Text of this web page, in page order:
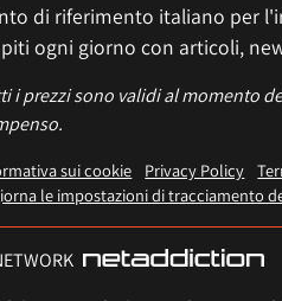
di riferimento italiano per
ogni giorno con articoli,
i prezzi sono validi al momento
sui cookie Privacy Policy
le impostazioni di tracciamento